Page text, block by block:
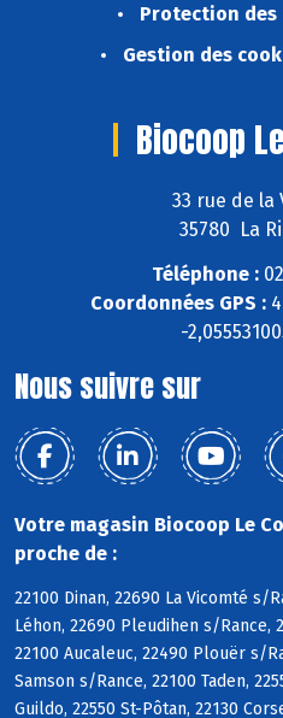
Protection des
Gestion des
Biocoop
33 rue de la
35780 La
Téléphone :
Coordonnées GPS :
-
Nous suivre sur
Votre magasin Biocoop Le
proche de :
22100 Dinan, 22690 La Vicomté s/
Léhon, 22690 Pleudihen s/Rance,
22100 Aucaleuc, 22490 Plouër s/
Samson s/Rance, 22100 Taden,
Guildo, 22550 St-Pôtan, 22130